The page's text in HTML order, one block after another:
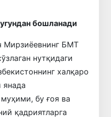
бошланади
Мирзиёевнинг БМТ
нутқидаги
халқаро
янада
бу ғоя ва
қадриятларга